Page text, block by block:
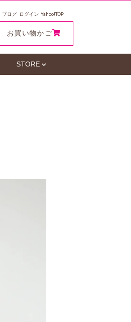
ブログ ログイン Yahoo!TOP
お買い物かご
STORE